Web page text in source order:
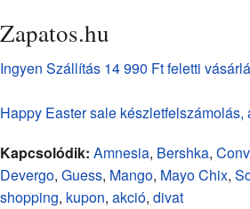
Zapatos.hu
Ingyen Szállítás 14 990 Ft feletti
Happy Easter sale készletfelszámolás,
Kapcsolódik: Amnesia, Bershka,
Devergo, Guess, Mango, Mayo Chix,
shopping, kupon, akció, divat